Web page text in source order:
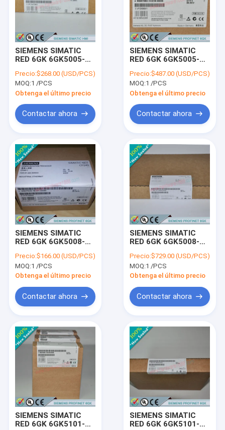
Productos
Sobre nosotros
Visita a la fábrica
Control de Calidad
SIEMENS SIMATIC
RED 6GK 6GK5005-
6GK50050BA001CA3
Precio:$268.00 (USD/PCS)
MOQ:1 /PCS
Obtenga el último precio
Contactar ahora
SIEMENS SIMATIC
RED 6GK 6GK5005-
6GK50050GA001AB2
Precio:$487.00 (USD/PCS)
MOQ:1 /PCS
Obtenga el último precio
Contactar ahora
SIEMENS SIMATIC
RED 6GK 6GK5008-
6GK50080BA001AB2
Precio:$166.00 (USD/PCS)
MOQ:1 /PCS
Obtenga el último precio
Contactar ahora
SIEMENS SIMATIC
RED 6GK 6GK5008-
6GK50080GA001AB2
Precio:$729.00 (USD/PCS)
MOQ:1 /PCS
Obtenga el último precio
Contactar ahora
SIEMENS SIMATIC
RED 6GK 6GK5101-
SIEMENS SIMATIC
RED 6GK 6GK5101-